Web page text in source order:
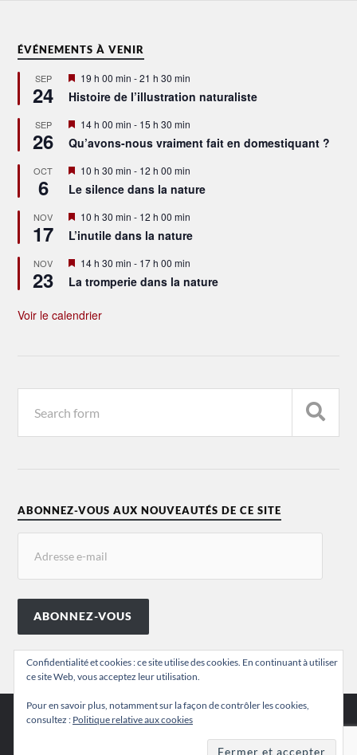
ÉVÉNEMENTS À VENIR
SEP
24
Mis
avant
19 h 00 min -21 h 30 min
Histoire de l’illustration naturaliste
SEP
26
Mis
en
avant
14 h 00 min - 15 h 30 min
Qu’avons-nous vraiment fait en domestiquant ?
OCT
6
Mis
avant
10 h 30 min - 12 h 00 min
Le silence dans la nature
NOV
17
Mis
avant
10 h 30 min - 12 h 00 min
L’inutile dans la nature
NOV
23
Mis
avant
14 h 30 min - 17 h 00 min
La tromperie dans la nature
Voir le calendrier
ABONNEZ-VOUS AUX NOUVEAUTÉS DE CE SITE
ABONNEZ-VOUS
© 2026VALÉRIE CHANSIGAUD
Confidentialité et cookies : ce site utilise des cookies. En continuant à utiliser
ce site Web, vous acceptez leur utilisation.
Pour en savoir plus, notamment sur la façon de contrôler les cookies,
consultez : Politique relative aux cookies